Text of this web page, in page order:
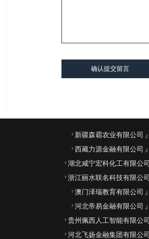
确认提交留言
新疆森霸农业有限公司
西藏力源金融有限公司
湖北咸宁宏科化工有限公司
浙江丽水联名科技有限公司
澳门泽瑞教育有限公司
河北帝易金融有限公司
贵州佩西人工智能有限公司
河北飞扬金融集团有限公司